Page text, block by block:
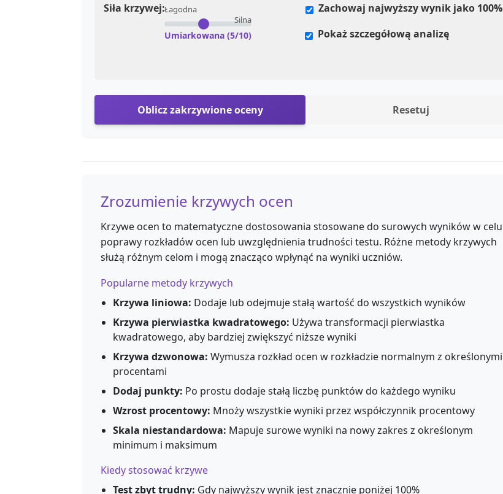
Siła krzywej:Łagodna
Silna
Umiarkowana (5/10)
Zachowaj najwyższy wynik jako 100%
Pokaż szczegółową analizę
Oblicz zakrzywione oceny Resetuj
Zrozumienie krzywych ocen
Krzywe ocen to matematyczne dostosowania stosowane do surowych wyników w celu
poprawy rozkładów ocen lub uwzględnienia trudności testu. Różne metody krzywych
służą różnym celom i mogą znacząco wpłynąć na wyniki uczniów.
Popularne metody krzywych
Krzywa liniowa: Dodaje lub odejmuje stałą wartość do wszystkich wyników
Krzywa pierwiastka kwadratowego: Używa transformacji pierwiastka
kwadratowego, aby bardziej zwiększyć niższe wyniki
Krzywa dzwonowa: Wymusza rozkład ocen w rozkładzie normalnym z określonymi
procentami
Dodaj punkty: Po prostu dodaje stałą liczbę punktów do każdego wyniku
Wzrost procentowy: Mnoży wszystkie wyniki przez współczynnik procentowy
Skala niestandardowa: Mapuje surowe wyniki na nowy zakres z określonym
minimum i maksimum
Kiedy stosować krzywe
Test zbyt trudny: Gdy najwyższy wynik jest znacznie poniżej 100%